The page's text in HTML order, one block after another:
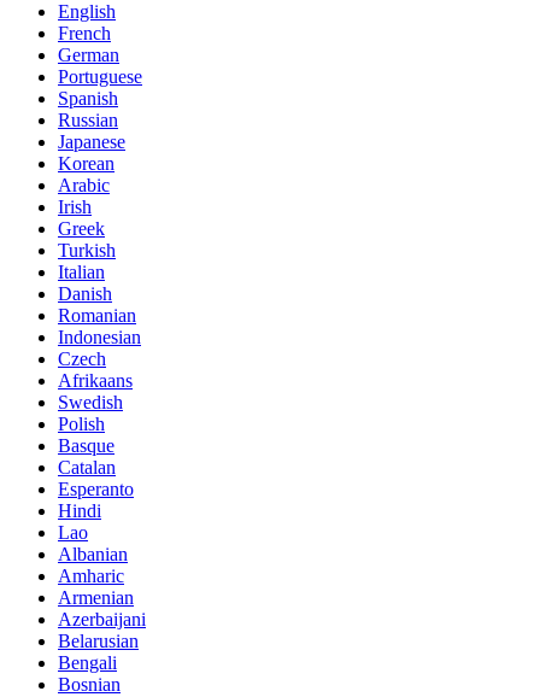
English
French
German
Portuguese
Spanish
Russian
Japanese
Korean
Arabic
Irish
Greek
Turkish
Italian
Danish
Romanian
Indonesian
Czech
Afrikaans
Swedish
Polish
Basque
Catalan
Esperanto
Hindi
Lao
Albanian
Amharic
Armenian
Azerbaijani
Belarusian
Bengali
Bosnian